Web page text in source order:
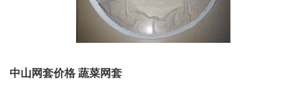
中山网套价格 蔬菜网套